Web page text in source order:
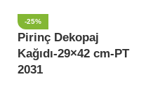
-25%
Pirinç Dekopaj
Kağıdı-29×42 cm-PT
2031